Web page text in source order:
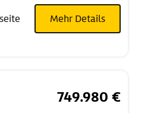
Mehr Details
749.980 €